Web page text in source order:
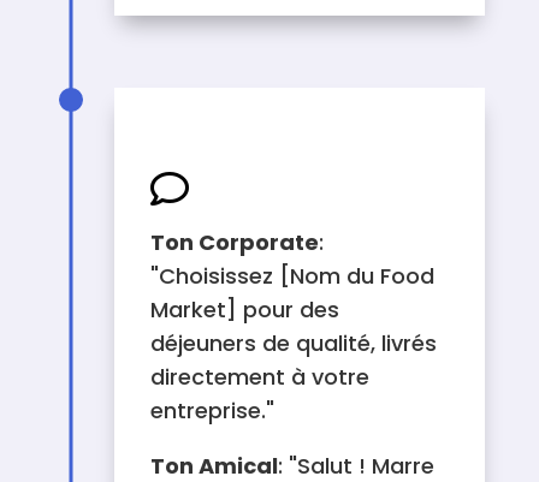

Ton Corporate:
"Choisissez [Nom du Food
Market] pour des
déjeuners de qualité, livrés
directement à votre
entreprise."
Ton Amical: "Salut ! Marre